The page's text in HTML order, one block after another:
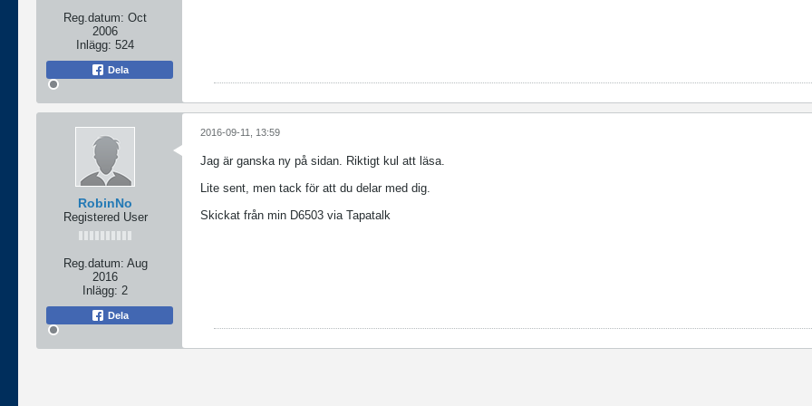
Reg.datum: Oct
2006
Inlägg: 524
Dela
RobinNo
Registered User
Reg.datum: Aug
2016
Inlägg: 2
Dela
2016-09-11, 13:59
Jag är ganska ny på sidan. Riktigt kul att läsa.
Lite sent, men tack för att du delar med dig.
Skickat från min D6503 via Tapatalk